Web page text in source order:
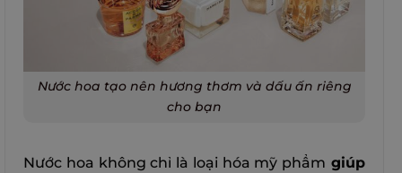
Nước hoa tạo nên hương thơm và dấu ấn riêng
cho bạn
Nước hoa không chỉ là loại hóa mỹ phẩm giúp